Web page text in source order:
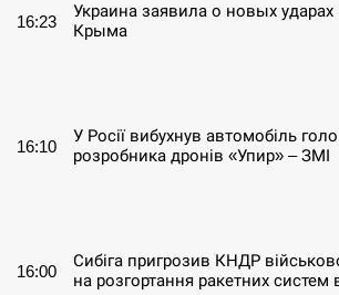
16:23
Украина заявила о новых ударах
Крыма
16:10
У Росії вибухнув автомобіль
розробника дронів «Упир» – ЗМІ
16:00
Сибіга пригрозив КНДР
на розгортання ракетних систем